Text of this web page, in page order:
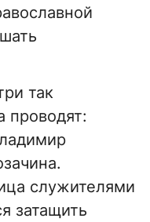
так
проводят:
служителями
затащить